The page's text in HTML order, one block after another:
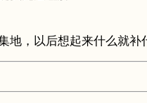
，以后想起来什么就补